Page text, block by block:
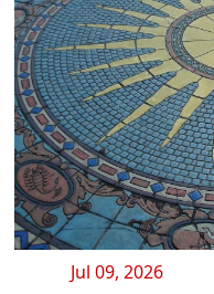
Jul 09, 2026